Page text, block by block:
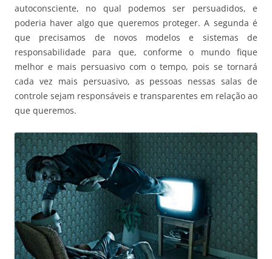
autoconsciente, no qual podemos ser persuadidos, e
poderia haver algo que queremos proteger. A segunda é
que precisamos de novos modelos e sistemas de
responsabilidade para que, conforme o mundo fique
melhor e mais persuasivo com o tempo, pois se tornará
cada vez mais persuasivo, as pessoas nessas salas de
controle sejam responsáveis e transparentes em relação ao
que queremos.